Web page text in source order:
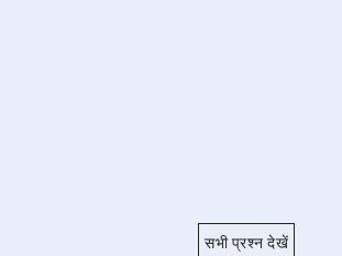
सभी प्रश्न देखें